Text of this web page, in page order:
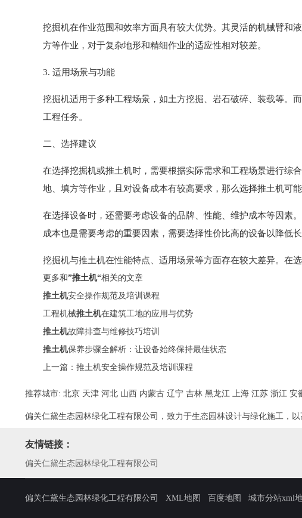
挖掘机在作业范围和效率方面具有较大优势。其灵活的机械臂和
方等作业，对于复杂地形和精细作业的适应性相对较差。
3. 适用场景与功能
挖掘机适用于多种工程场景，如土方挖掘、岩石破碎、装载等。
工程任务。
二、选择建议
在选择挖掘机或推土机时，需要根据实际需求和工程场景进行综
地、填方等作业，且对设备成本有较高要求，那么选择推土机可能
在选择设备时，还需要考虑设备的品牌、性能、维护成本等因素
成本也是需要考虑的重要因素，需要选择性价比高的设备以降低长
挖掘机与推土机在性能特点、适用场景等方面存在较大差异。在
更多和”推土机“相关的文章
推土机安全操作规范及培训课程
工程机械推土机在建筑工地的应用与优势
推土机故障排查与维修技巧培训
推土机保养步骤全解析：让设备始终保持最佳状态
上一篇： 推土机安全操作规范及培训课程
推荐城市: 北京 天津 河北 山西 内蒙古 辽宁 吉林 黑龙江 上海 江苏 浙江 安
偏关仁黛生态园林绿化工程有限公司，致力于生态园林设计与绿化施工，
友情链接：
偏关仁黛生态园林绿化工程有限公司
偏关仁黛生态园林绿化工程有限公司 XML地图 百度地图 城市分站xml